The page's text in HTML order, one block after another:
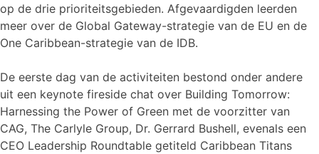
op de drie prioriteitsgebieden. Afgevaardigden leerden
meer over de Global Gateway-strategie van de EU en de
One Caribbean-strategie van de IDB.
De eerste dag van de activiteiten bestond onder andere
uit een keynote fireside chat over Building Tomorrow:
Harnessing the Power of Green met de voorzitter van
CAG, The Carlyle Group, Dr. Gerrard Bushell, evenals een
CEO Leadership Roundtable getiteld Caribbean Titans